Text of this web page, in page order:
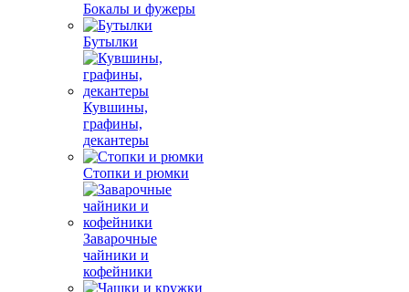
Бокалы и фужеры
Бутылки
Кувшины,
графины,
декантеры
Стопки и рюмки
Заварочные
чайники и
кофейники